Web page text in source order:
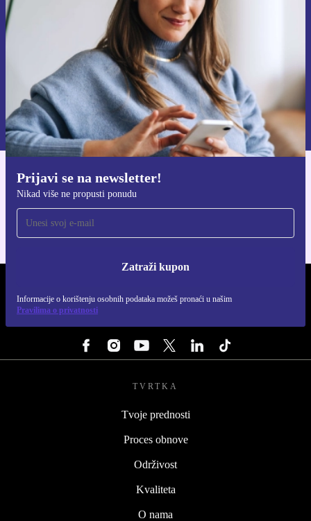
Prijavi se na newsletter!
Nikad više ne propusti ponudu
Zatraži kupon
Informacije o korištenju osobnih podataka možeš pronaći u našim
Pravilima o privatnosti
Zatraži kupon
Informacije o korištenju osobnih podataka možeš pronaći u našim
Pravilima privatnosti.
Preuzmi refurbed aplikaciju
Za iOS i Android
TVRTKA
Tvoje prednosti
Proces obnove
Održivost
Kvaliteta
O nama